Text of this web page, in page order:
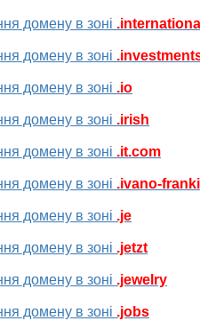
домену в зоні
домену в зоні
домену в зоні .io
домену в зоні .irish
домену в зоні .it.com
домену в зоні .ivano-
домену в зоні .je
домену в зоні .jetzt
домену в зоні .jewelry
домену в зоні .jobs